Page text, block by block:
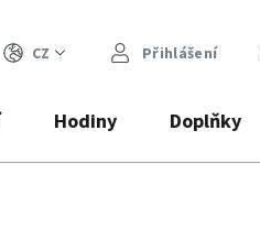
CZ Přihlášení
Hodiny Doplňky